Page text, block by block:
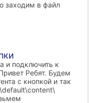
заходим в файл
и подключить к
Ребят. Будем
с кнопкой и так